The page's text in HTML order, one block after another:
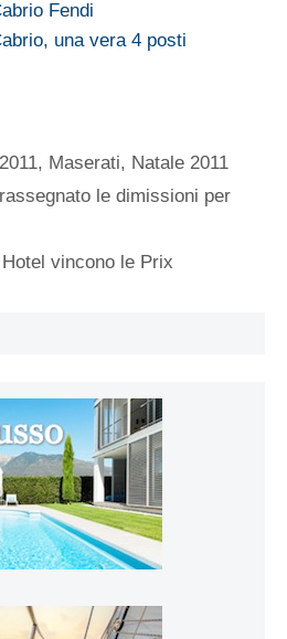
Fendi
una vera 4 posti
, Maserati, Natale 2011
le dimissioni per
vincono le Prix